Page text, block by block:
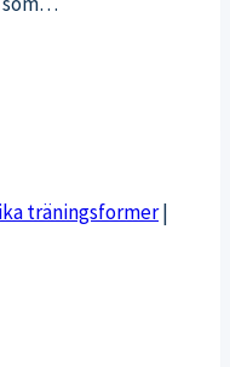
träningsformer|